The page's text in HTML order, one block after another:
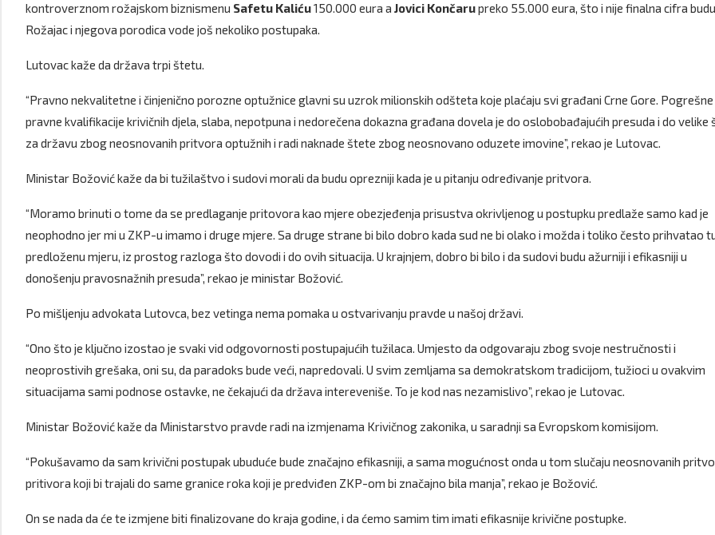
kontroverznom rožajskom biznismenu Safetu Kaliću150.000 eura a Jovici Končarupreko 55.000 eura, što i nije finalna cifra
Rožajac i njegova porodica vode još nekoliko postupaka.
Lutovac kaže da država trpi štetu.
“Pravno nekvalitetne i činjenično porozne optužnice glavni su uzrok milionskih odšteta koje plaćaju svi građani Crne Gore. Pogrešne
pravne kvalifikacije krivičnih djela, slaba, nepotpuna i nedorečena dokazna građana dovela je do oslobobađajućih presuda i do velike
za državu zbog neosnovanih pritvora optužnih i radi naknade štete zbog neosnovano oduzete imovine”, rekao je Lutovac.
Ministar Božović kaže da bi tužilaštvo i sudovi morali da budu oprezniji kada je u pitanju određivanje pritvora.
“Moramo brinuti o tome da se predlaganje pritovora kao mjere obezjeđenja prisustva okrivljenog u postupku predlaže samo kad je
neophodno jer mi u ZKP-u imamo i druge mjere. Sa druge strane bi bilo dobro kada sud ne bi olako i možda i toliko često prihvatao
predloženu mjeru, iz prostog razloga što dovodi i do ovih situacija. U krajnjem, dobro bi bilo i da sudovi budu ažurniji i efikasniji u
donošenju pravosnažnih presuda”, rekao je ministar Božović.
Po mišljenju advokata Lutovca, bez vetinga nema pomaka u ostvarivanju pravde u našoj državi.
“Ono što je ključno izostao je svaki vid odgovornosti postupajućih tužilaca. Umjesto da odgovaraju zbog svoje nestručnosti i
neoprostivih grešaka, oni su, da paradoks bude veći, napredovali. U svim zemljama sa demokratskom tradicijom, tužioci u ovakvim
situacijama sami podnose ostavke, ne čekajući da država intereveniše. To je kod nas nezamislivo”, rekao je Lutovac.
Ministar Božović kaže da Ministarstvo pravde radi na izmjenama Krivičnog zakonika, u saradnji sa Evropskom komisijom.
“Pokušavamo da sam krivični postupak ubuduće bude značajno efikasniji, a sama mogućnost onda u tom slučaju neosnovanih
pritivora koji bi trajali do same granice roka koji je predviđen ZKP-om bi značajno bila manja”, rekao je Božović.
On se nada da će te izmjene biti finalizovane do kraja godine, i da ćemo samim tim imati efikasnije krivične postupke.